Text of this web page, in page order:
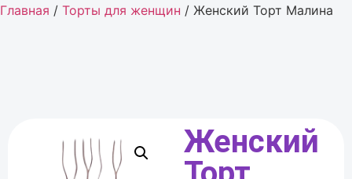
Главная / Торты для женщин / Женский Торт Малина
Женский